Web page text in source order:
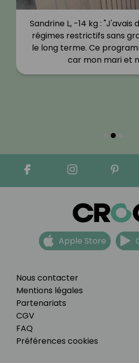
Sandrine L, -14 kg : "J'avais
régimes restrictifs sans
le long terme. Ce
car mon mari et
Nous contacter
Mentions légales
Partenariats
CGV
FAQ
Préférences cookies
Apple Store